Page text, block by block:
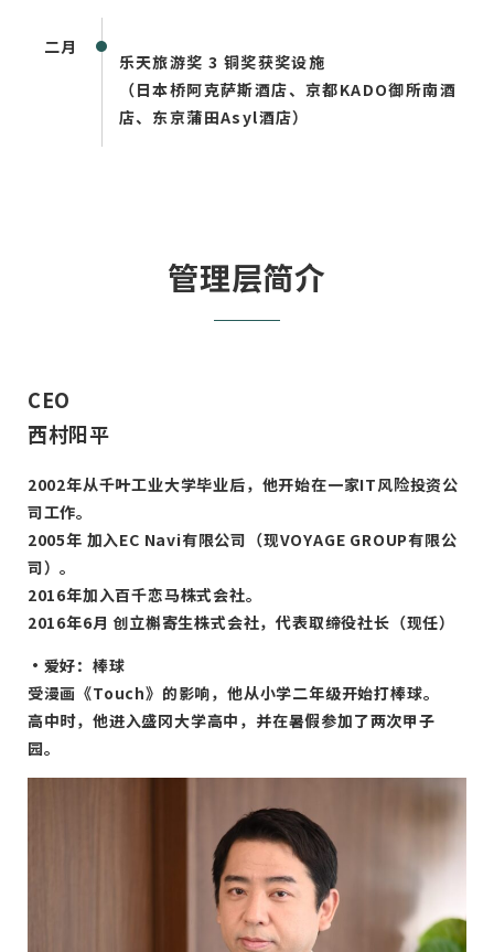
二月
乐天旅游奖 3 铜奖获奖设施
（日本桥阿克萨斯酒店、京都KADO御所南酒
店、东京蒲田Asyl酒店）
管理层简介
CEO
西村阳平
2002年从千叶工业大学毕业后，他开始在一家IT风险投资公
司工作。
2005年 加入EC Navi有限公司（现VOYAGE GROUP有限公
司）。
2016年加入百千恋马株式会社。
2016年6月 创立槲寄生株式会社，代表取缔役社长（现任）
・爱好：棒球
受漫画《Touch》的影响，他从小学二年级开始打棒球。
高中时，他进入盛冈大学高中，并在暑假参加了两次甲子
园。